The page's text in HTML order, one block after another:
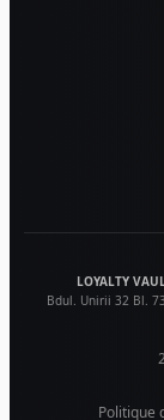
LOYALTY
Bdul. Unirii 32 Bl.
Politique